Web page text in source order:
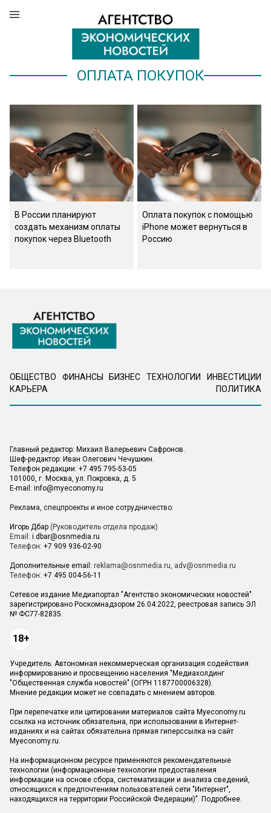
ОПЛАТА ПОКУПОК
В России планируют
создать механизм оплаты
покупок через Bluetooth
Оплата покупок с помощью
iPhone может вернуться в
Россию
ОБЩЕСТВО ФИНАНСЫ БИЗНЕС ТЕХНОЛОГИИ
ИНВЕСТИЦИИ
КАРЬЕРА
ПОЛИТИКА
Главный редактор: Михаил Валерьевич Сафронов.
Шеф-редактор: Иван Олегович Чечушкин.
Телефон редакции: +7 495 795-53-05
101000, г. Москва, ул. Покровка, д. 5
E-mail: info@myeconomy.ru
Реклама, спецпроекты и иное сотрудничество:
Игорь Дбар (Руководитель отдела продаж)
Email: i.dbar@osnmedia.ru
Телефон: +7 909 936-02-90
Дополнительные email: reklama@osnmedia.ru, adv@osnmedia.ru
Телефон: +7 495 004-56-11
Сетевое издание Медиапортал "Агентство экономических новостей"
зарегистрировано Роскомнадзором 26.04.2022, реестровая запись ЭЛ
№ ФС77-82835.
18+
Учредитель: Автономная некоммерческая организация содействия
информированию и просвещению населения "Медиахолдинг
"Общественная служба новостей" (ОГРН 1187700006328).
Мнение редакции может не совпадать с мнением авторов.
При перепечатке или цитировании материалов сайта Myeconomy.ru
ссылка на источник обязательна, при использовании в Интернет-
изданиях и на сайтах обязательна прямая гиперссылка на сайт
Myeconomy.ru.
На информационном ресурсе применяются рекомендательные
технологии (информационные технологии предоставления
информации на основе сбора, систематизации и анализа сведений,
относящихся к предпочтениям пользователей сети "Интернет",
находящихся на территории Российской Федерации)". Подробнее.